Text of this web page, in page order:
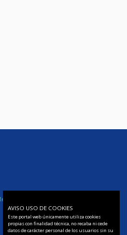
AVISO USO DE COOKIES
Este portal web únicamente utiliza cookies
propias con finalidad técnica, no recaba ni cede
datos de carácter personal de los usuarios sin su